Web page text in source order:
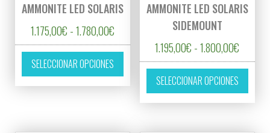
AMMONITE LED SOLARIS
1.175,00€ -1.780,00€ Rango de precios: desde 1.175,00€
SELECCIONAR OPCIONES
Este producto tiene múltiples variantes.
AMMONITE LED SOLARIS
SIDEMOUNT
1.195,00€ - 1.800,00€
SELECCIONAR OPCIONES
Este